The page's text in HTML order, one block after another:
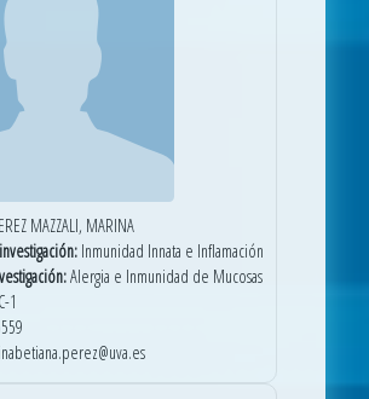
MAZZALI, MARINA
Inmunidad Innata e Inflamación
Alergia e Inmunidad de Mucosas
C-1